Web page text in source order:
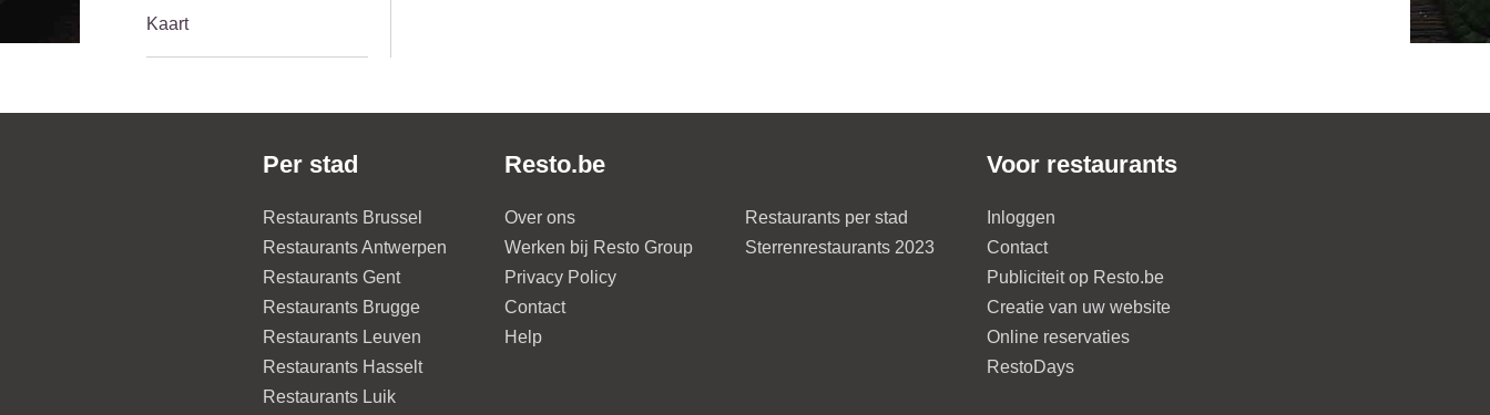
Kaart
Per stad
Restaurants Brussel
Restaurants Antwerpen
Restaurants Gent
Restaurants Brugge
Restaurants Leuven
Restaurants Hasselt
Restaurants Luik
Resto.be
Over ons
Werken bij Resto Group
Privacy Policy
Contact
Help
Restaurants per stad
Sterrenrestaurants 2023
Voor restaurants
Inloggen
Contact
Publiciteit op Resto.be
Creatie van uw website
Online reservaties
RestoDays